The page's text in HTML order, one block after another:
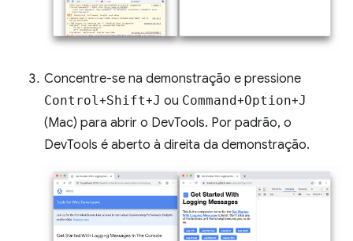
Concentre-se na demonstração e pressione
Control+Shift+J ou Command+Option+J
(Mac) para abrir o DevTools. Por padrão, o
DevTools é aberto à direita da demonstração.